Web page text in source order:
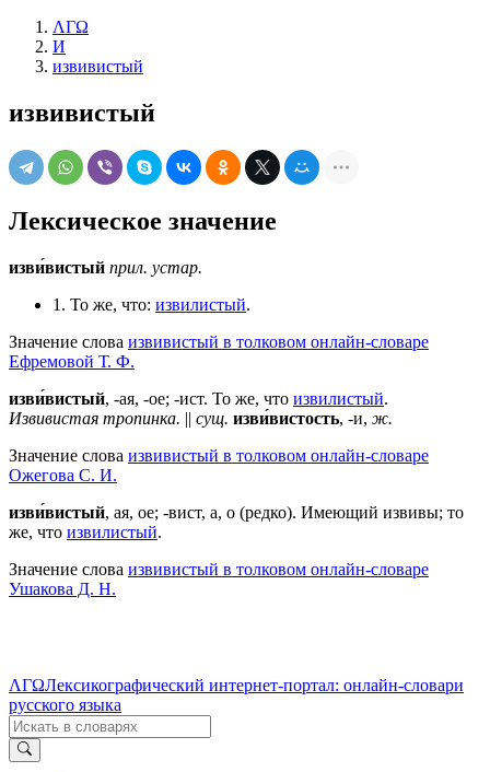
ΛΓΩ
И
извивистый
извивистый
Лексическое значение
изви́вистый прил. устар.
1. То же, что: извилистый.
Значение слова извивистый в толковом онлайн-словаре
Ефремовой Т. Ф.
изви́вистый, -ая, -ое; -ист. То же, что извилистый.
Извивистая тропинка. || сущ. изви́вистость, -и, ж.
Значение слова извивистый в толковом онлайн-словаре
Ожегова C. И.
изви́вистый, ая, ое; -вист, а, о (редко). Имеющий извивы; то
же, что извилистый.
Значение слова извивистый в толковом онлайн-словаре
Ушакова Д. Н.
ΛΓΩЛексикографический интернет-портал: онлайн-словари
русского языка